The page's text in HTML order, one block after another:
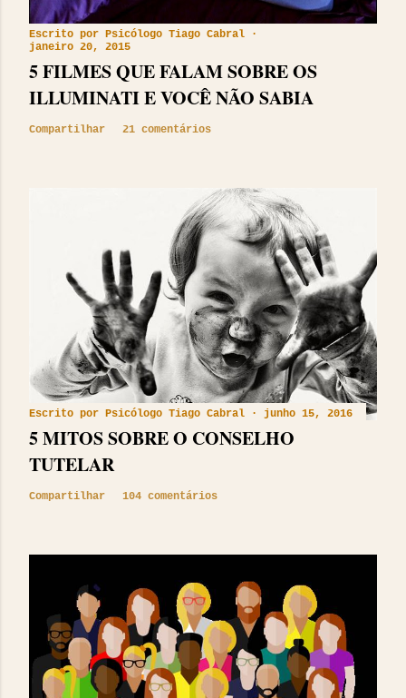
Escrito por Psicólogo Tiago Cabral
janeiro 20, 2015
5 FILMES QUE FALAM SOBRE OS
ILLUMINATI E VOCÊ NÃO SABIA
Compartilhar 21 comentários
Escrito por Psicólogo Tiago Cabral junho 15, 2016
5 MITOS SOBRE O CONSELHO
TUTELAR
Compartilhar 104 comentários